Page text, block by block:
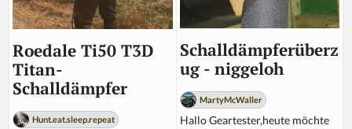
Roedale Ti50 T3D
Titan-
Schalldämpfer
Hunt.eat.sleep.repeat
Schalldämpferüberz
ug - niggeloh
MartyMcWaller
Hallo Geartester,heute möchte